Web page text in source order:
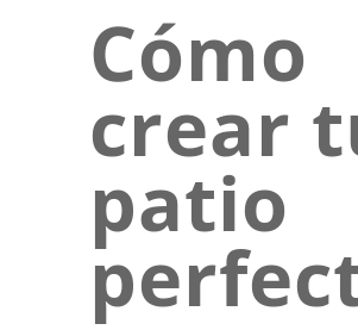
Cómo
crear
patio